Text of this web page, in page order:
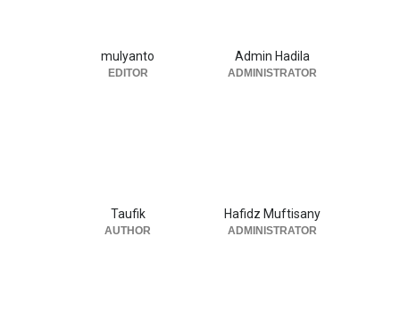
mulyanto
EDITOR
Admin Hadila
ADMINISTRATOR
Taufik
AUTHOR
Hafidz Muftisany
ADMINISTRATOR